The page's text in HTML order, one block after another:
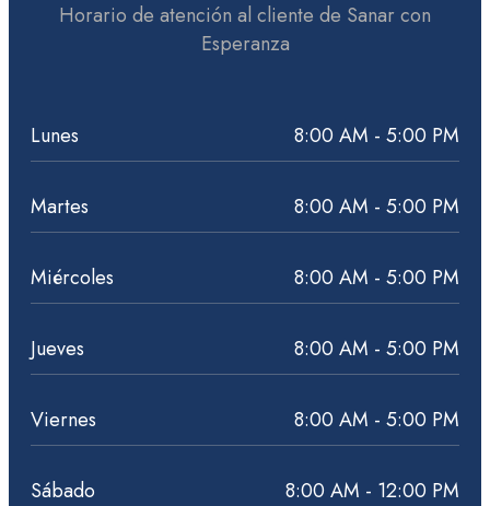
Horario de atención al cliente de Sanar con
Esperanza
Lunes 8:00 AM - 5:00 PM
Martes 8:00 AM - 5:00 PM
Miércoles 8:00 AM - 5:00 PM
Jueves 8:00 AM - 5:00 PM
Viernes 8:00 AM - 5:00 PM
Sábado 8:00 AM - 12:00 PM